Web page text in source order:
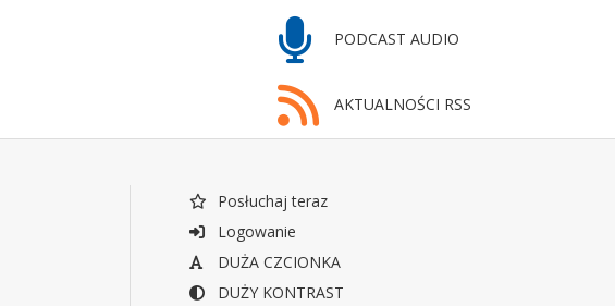
PODCAST AUDIO
AKTUALNOŚCI RSS
Posłuchaj teraz
Logowanie
DUŻA CZCIONKA
DUŻY KONTRAST